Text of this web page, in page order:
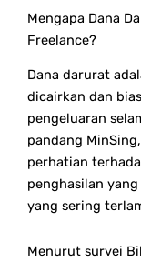
Mengapa Dana
Freelance?
Dana darurat
dicairkan dan
pengeluaran
pandang
perhatian
penghasilan
yang sering
Menurut survei